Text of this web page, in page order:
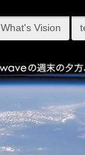
What's Vision